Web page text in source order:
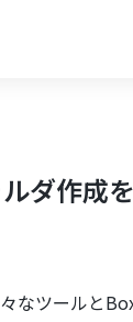
ダ作成
なツールと